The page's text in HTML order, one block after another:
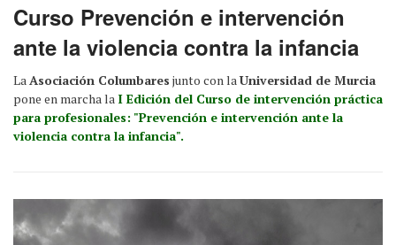
Curso Prevención e intervención
ante la violencia contra la infancia
La Asociación Columbares junto con la Universidad de Murcia
pone en marcha la I Edición del Curso de intervención práctica
para profesionales: "Prevención e intervención ante la
violencia contra la infancia".